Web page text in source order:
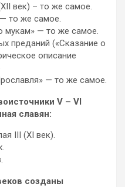
век) – то же самое.
— то же самое.
мукам» — то же самое.
преданий («Сказание о
описание
— то же самое.
V – VI
славян:
III (XI век).
созданы